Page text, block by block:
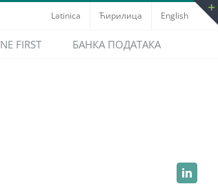
Latinica Ћирилица English
FIRST БАНКА ПОДАТАКА